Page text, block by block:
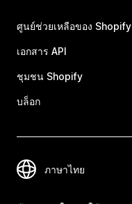
ศูนย์ช่วยเหลือของ Shopify
เอกสาร API
ชุมชน Shopify
บล็อก